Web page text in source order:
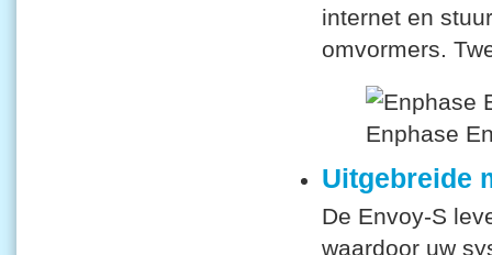
internet en
omvormers.
Uitgebreide
De Envoy-S
waardoor uw